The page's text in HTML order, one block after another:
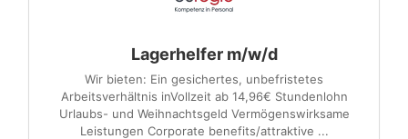
Lagerhelfer m/w/d
Wir bieten: Ein gesichertes, unbefristetes
Arbeitsverhältnis inVollzeit ab 14,96€ Stundenlohn
Urlaubs- und Weihnachtsgeld Vermögenswirksame
Leistungen Corporate benefits/attraktive ...